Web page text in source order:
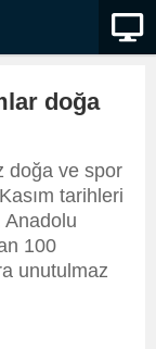
doğa
doğa ve spor
tarihleri
Anadolu
100
unutulmaz